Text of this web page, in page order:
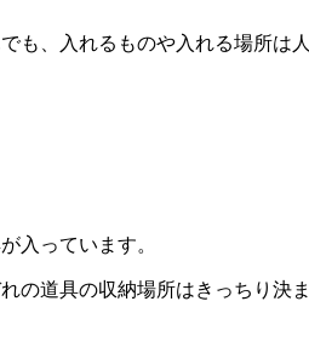
も、入れるものや入れる場所は
入っています。
の道具の収納場所はきっちり決